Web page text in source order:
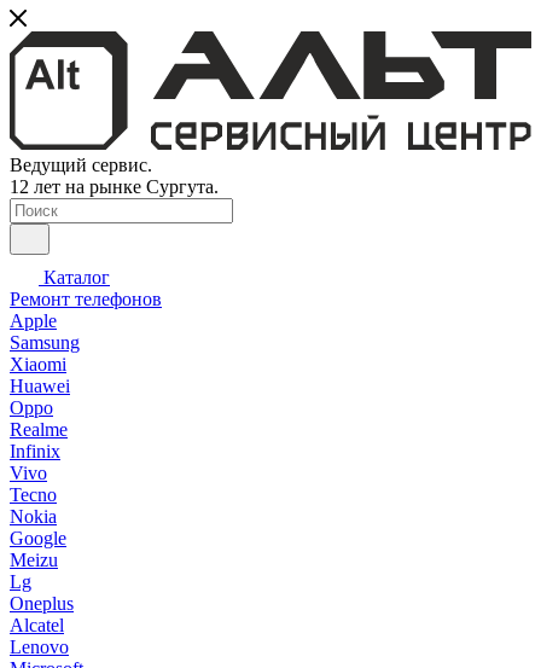
Ведущий сервис.
12 лет на рынке Сургута.
Каталог
Ремонт телефонов
Apple
Samsung
Xiaomi
Huawei
Oppo
Realme
Infinix
Vivo
Tecno
Nokia
Google
Meizu
Lg
Oneplus
Alcatel
Lenovo